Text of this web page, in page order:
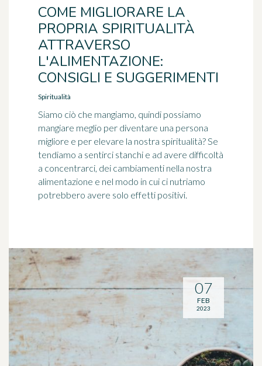
COME MIGLIORARE LA
PROPRIA SPIRITUALITÀ
ATTRAVERSO
L'ALIMENTAZIONE:
CONSIGLI E SUGGERIMENTI
Spiritualità
Siamo ciò che mangiamo, quindi possiamo
mangiare meglio per diventare una persona
migliore e per elevare la nostra spiritualità? Se
tendiamo a sentirci stanchi e ad avere difficoltà
a concentrarci, dei cambiamenti nella nostra
alimentazione e nel modo in cui ci nutriamo
potrebbero avere solo effetti positivi.
07
FEB
2023